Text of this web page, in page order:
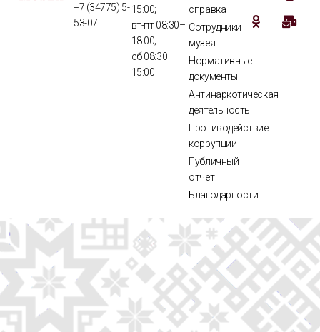
+7 (34775) 5-
53-07
15:00;
вт-пт 08:30–
18:00;
сб 08:30–
15:00
справка
Сотрудники
музея
Нормативные
документы
Антинаркотическая
деятельность
Противодействие
коррупции
Публичный
отчет
Благодарности